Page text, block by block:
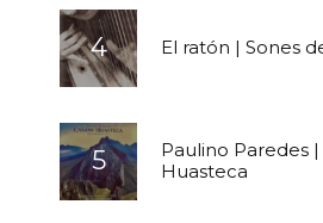
El ratón | Sones
Paulino Paredes
Huasteca